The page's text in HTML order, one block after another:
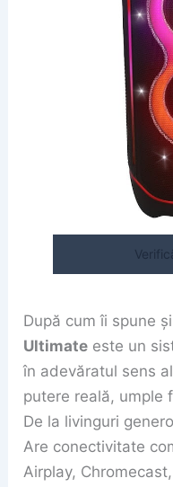
După cum îi spune
Ultimate este un
în adevăratul sens
putere reală, umple
De la livinguri
Are conectivitate
Airplay,